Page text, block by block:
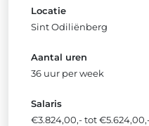
Locatie
Sint Odiliënberg
Aantal uren
36 uur per week
Salaris
€3.824,00,- tot